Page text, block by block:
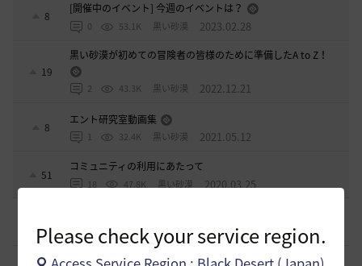
Please check your service region.
8
[開催中のイベント] 今週のイベントは？
0 53.1K 黒い砂漠 2023.02.28
19
黒い砂漠が初めての冒険者の皆様のために準備したA to Z！
2 43.3K 黒い砂漠 2022.12.21
8
エント研究室動画集
1 32.4K 黒い砂漠 2021.05.12
51
コミュニティの利用にあたって
18 47.8K 黒い砂漠 2020.03.25
0 27 フォンバルト 1 時間前
[自由掲示板]【二次創作】カロンの被害妄想、あるいは検証